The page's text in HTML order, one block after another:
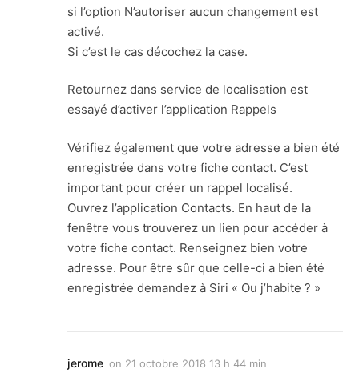
si l’option N’autoriser aucun changement est
activé.
Si c’est le cas décochez la case.
Retournez dans service de localisation est
essayé d’activer l’application Rappels
Vérifiez également que votre adresse a bien été
enregistrée dans votre fiche contact. C’est
important pour créer un rappel localisé.
Ouvrez l’application Contacts. En haut de la
fenêtre vous trouverez un lien pour accéder à
votre fiche contact. Renseignez bien votre
adresse. Pour être sûr que celle-ci a bien été
enregistrée demandez à Siri « Ou j’habite ? »
jerome on 21 octobre 2018 13 h 44 min